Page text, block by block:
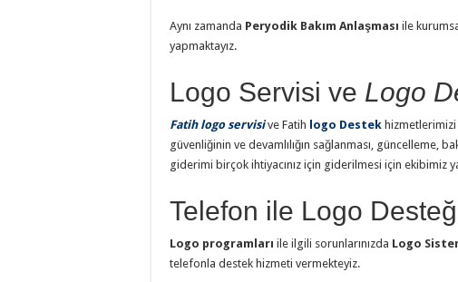
Aynı zamanda Peryodik Bakım Anlaşması ile
yapmaktayız.
Logo Servisi ve Logo
Fatih logo servisive Fatih logo Destek hizmetlerimizi
güvenliğinin ve devamlılığın sağlanması, güncelleme,
giderimi birçok ihtiyacınız için giderilmesi için ekibimiz
Telefon ile Logo
Logo programları ile ilgili sorunlarınızda Logo
telefonla destek hizmeti vermekteyiz.